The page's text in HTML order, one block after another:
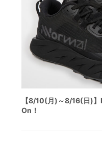
【8/10(月)～8/16(日)
On！